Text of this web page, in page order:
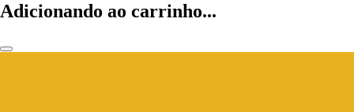
Adicionando ao carrinho...